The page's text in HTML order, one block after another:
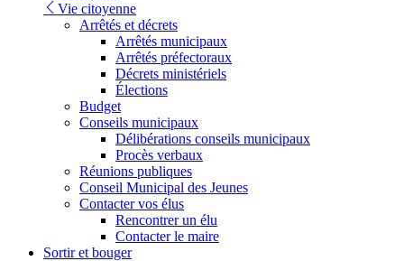
Vie citoyenne
Arrêtés et décrets
Arrêtés municipaux
Arrêtés préfectoraux
Décrets ministériels
Élections
Budget
Conseils municipaux
Délibérations conseils municipaux
Procès verbaux
Réunions publiques
Conseil Municipal des Jeunes
Contacter vos élus
Rencontrer un élu
Contacter le maire
Sortir et bouger